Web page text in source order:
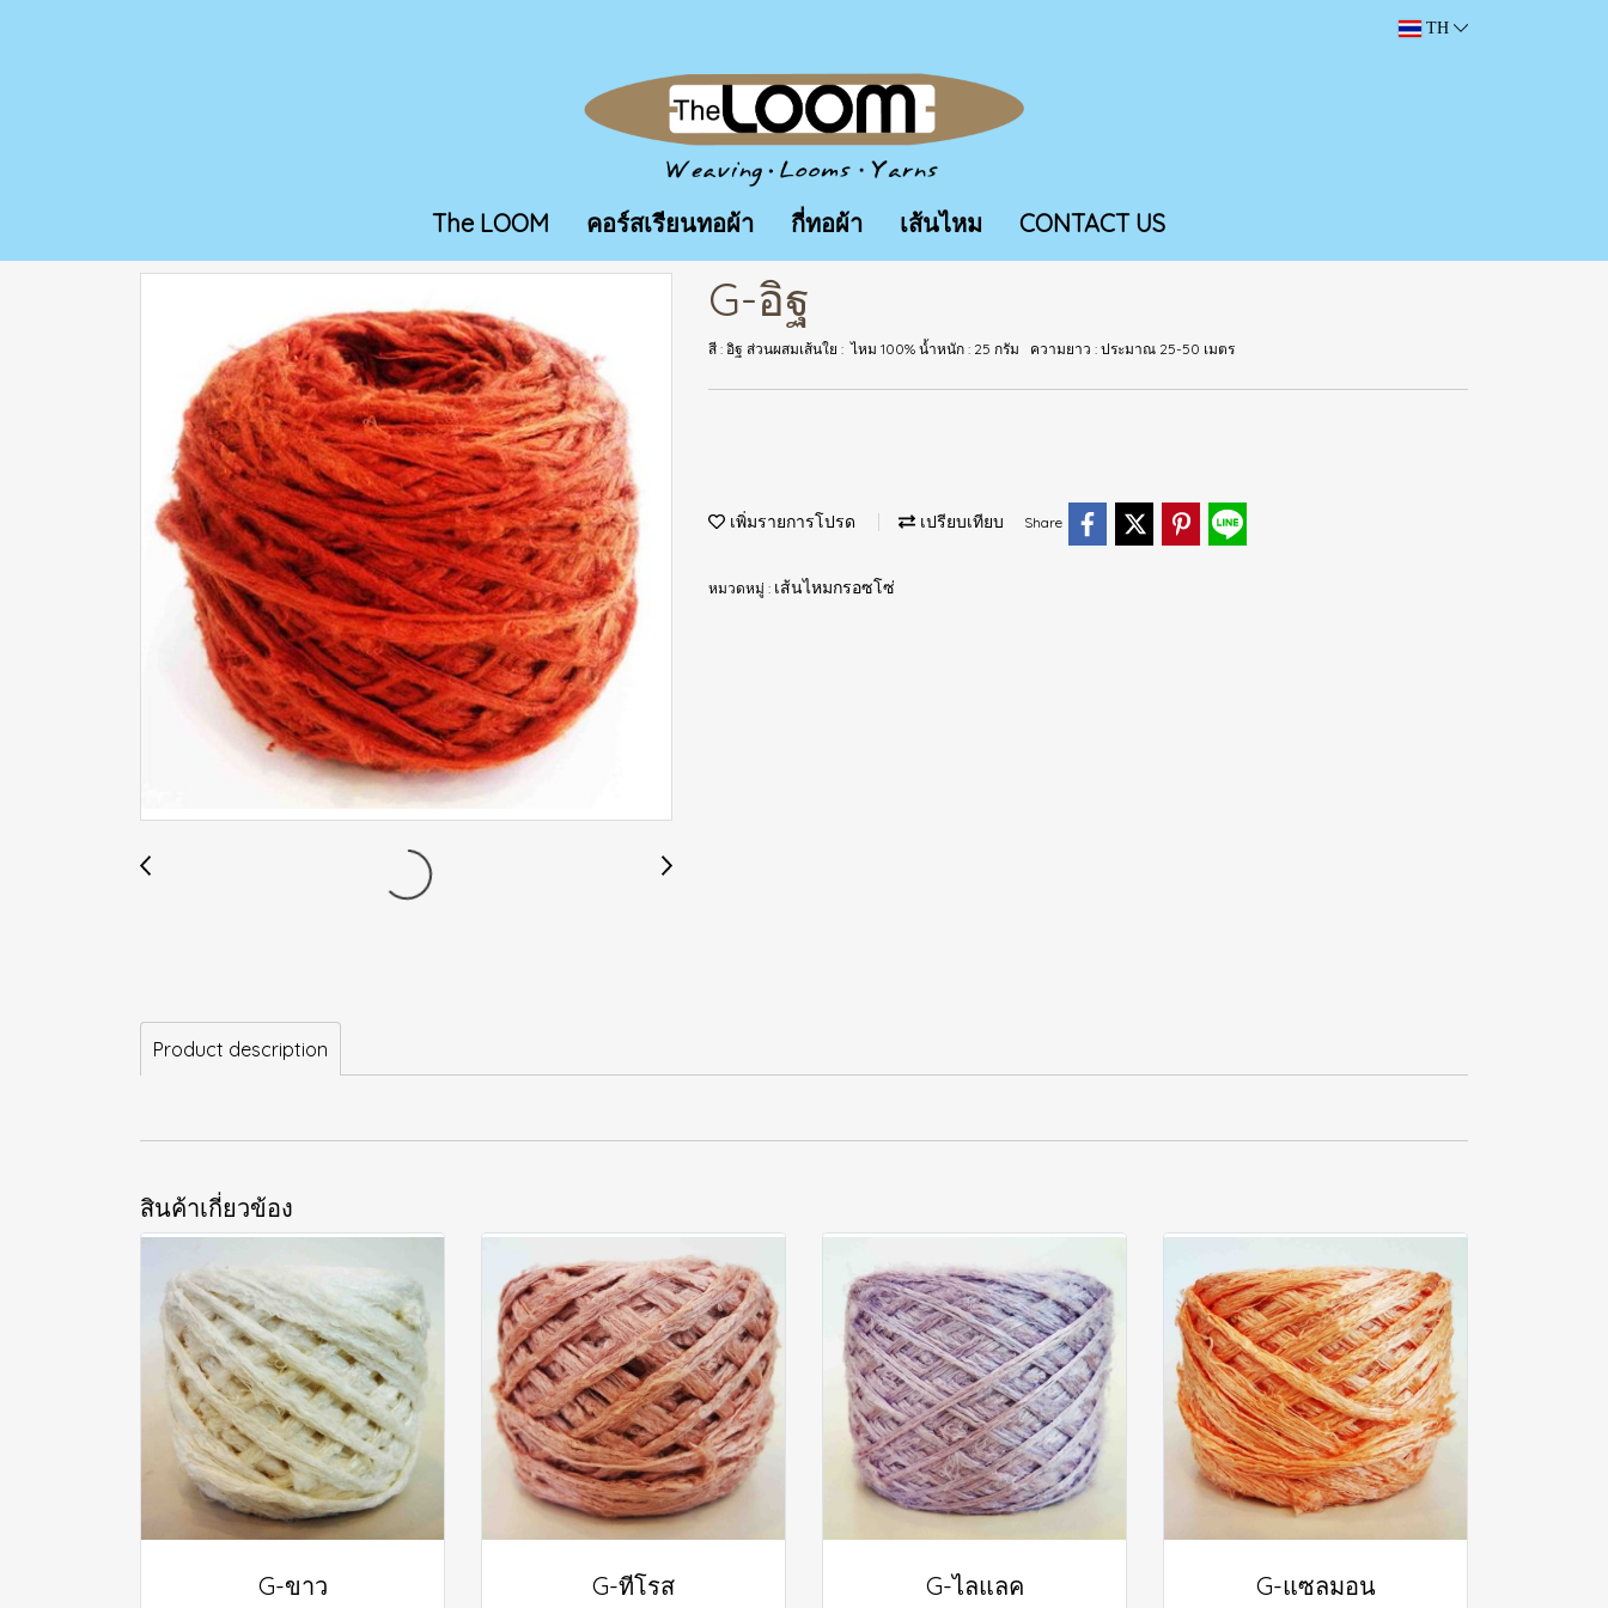
TH
The LOOM คอร์สเรียนทอผ้า กี่ทอผ้า เส้นไหม CONTACT US
G-อิฐ
สี : อิฐ ส่วนผสมเส้นใย : ไหม 100% น้ำหนัก : 25 กรัม ความยาว : ประมาณ 25-50 เมตร
เพิ่มรายการโปรด เปรียบเทียบ Share
หมวดหมู่ : เส้นไหมกรอซโซ่
Product description
สินค้าเกี่ยวข้อง
G-ขาว G-ทีโรส G-ไลแลค G-แซลมอน